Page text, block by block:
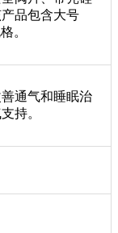
品包含大号
。
通气和睡眠治
持。